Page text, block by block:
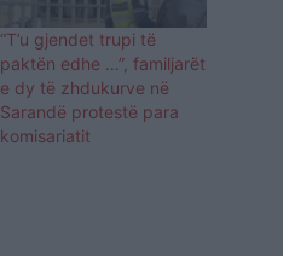
“T’u gjendet trupi të
paktën edhe …”, familjarët
e dy të zhdukurve në
Sarandë protestë para
komisariatit